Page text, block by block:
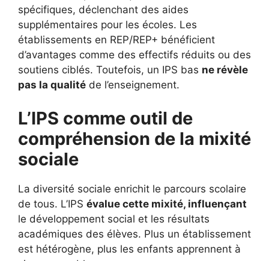
spécifiques, déclenchant des aides
supplémentaires pour les écoles. Les
établissements en REP/REP+ bénéficient
d’avantages comme des effectifs réduits ou des
soutiens ciblés. Toutefois, un IPS bas ne révèle
pas la qualité de l’enseignement.
L’IPS comme outil de
compréhension de la mixité
sociale
La diversité sociale enrichit le parcours scolaire
de tous. L’IPS évalue cette mixité, influençant
le développement social et les résultats
académiques des élèves. Plus un établissement
est hétérogène, plus les enfants apprennent à